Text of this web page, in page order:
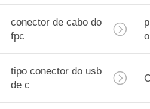
FFC Cabo
conector de cabo do
fpc
tipo conector do usb
de c